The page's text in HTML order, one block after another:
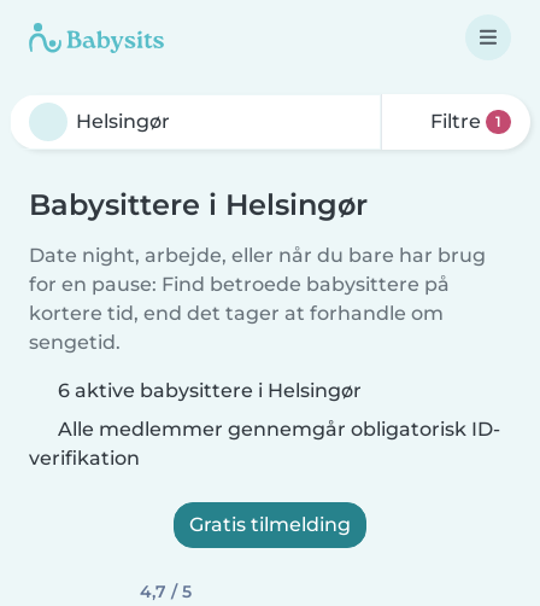
Filtre 1
Babysittere i Helsingør
Date night, arbejde, eller når du bare har brug
for en pause: Find betroede babysittere på
kortere tid, end det tager at forhandle om
sengetid.
6 aktive babysittere i Helsingør
Alle medlemmer gennemgår obligatorisk ID-
verifikation
Gratis tilmelding
4,7 / 5